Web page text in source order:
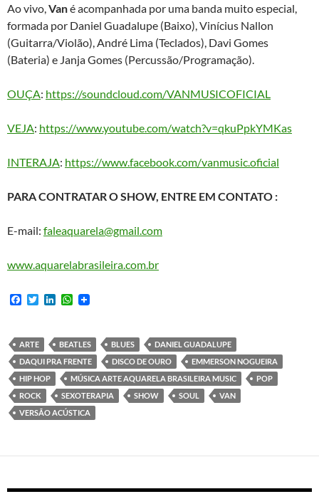
Ao vivo,Vané acompanhada por uma banda muito especial,
formada por Daniel Guadalupe (Baixo), Vinícius Nallon
(Guitarra/Violão), André Lima (Teclados), Davi Gomes
(Bateria) e Janja Gomes (Percussão/Programação).
OUÇA: https://soundcloud.com/VANMUSICOFICIAL
VEJA: https://www.youtube.com/watch?v=qkuPpkYMKas
INTERAJA: https://www.facebook.com/vanmusic.oficial
PARA CONTRATAR O SHOW, ENTRE EM CONTATO :
E-mail: faleaquarela@gmail.com
www.aquarelabrasileira.com.br
F
b
o
o
k
T
t
e
r
e
d
I
n
W
s
A
p
p
ARTE BEATLES BLUES
DANIEL GUADALUPE
DAQUI PRA FRENTE
DISCO DE OURO
EMMERSON NOGUEIRA
HIP HOP
MÚSICA ARTE AQUARELA BRASILEIRA MUSIC
POP
ROCK
SEXOTERAPIA SHOW SOUL
VAN
VERSÃO ACÚSTICA